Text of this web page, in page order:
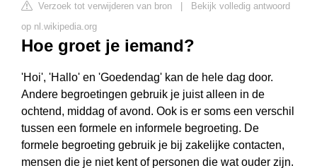
Verzoek tot verwijderen van bron
Bekijk volledig antwoord
op nl.wikipedia.org
Hoe groet je iemand?
'Hoi', 'Hallo' en 'Goedendag' kan de hele dag door.
Andere begroetingen gebruik je juist alleen in de
ochtend, middag of avond. Ook is er soms een verschil
tussen een formele en informele begroeting. De
formele begroeting gebruik je bij zakelijke contacten,
mensen die je niet kent of personen die wat ouder zijn.